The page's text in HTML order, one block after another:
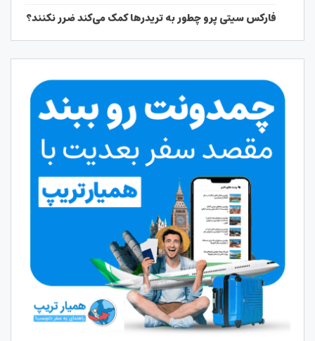
فارکس سیتی پرو چطور به تریدرها کمک می‌کند ضرر نکنند؟